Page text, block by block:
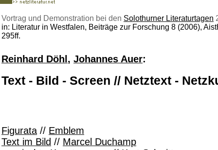
Vortrag und Demonstration bei den Solothurner Literaturtagen
in: Literatur in Westfalen, Beiträge zur Forschung 8 (2006),
295ff.
Reinhard Döhl, Johannes Auer:
Text - Bild - Screen // Netztext -
Figurata // Emblem
Text im Bild // Marcel Duchamp